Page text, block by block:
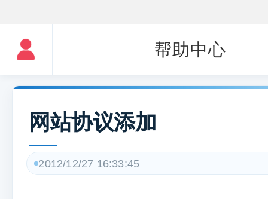
帮助中心
网站协议添加
2012/12/27 16:33:45